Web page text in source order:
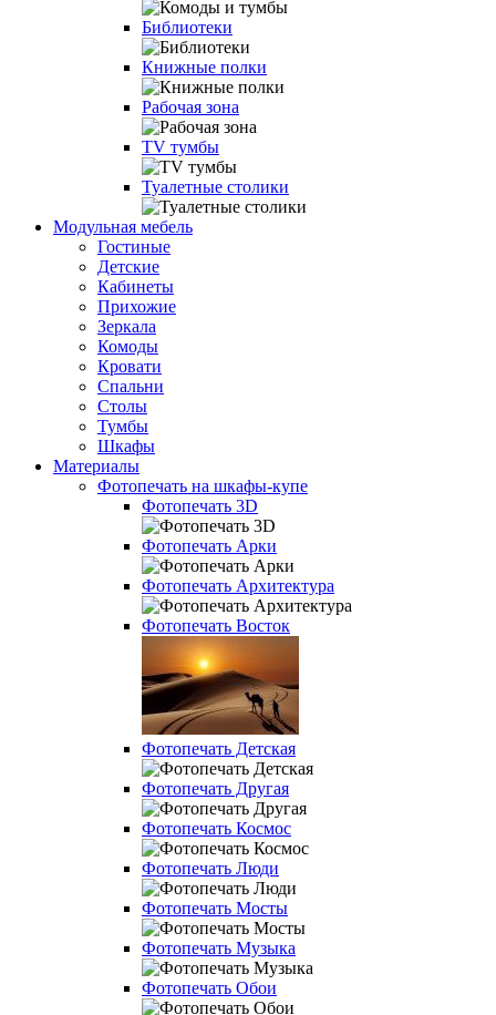
Библиотеки
Книжные полки
Рабочая зона
TV тумбы
Туалетные столики
Модульная мебель
Гостиные
Детские
Кабинеты
Прихожие
Зеркала
Комоды
Кровати
Спальни
Столы
Тумбы
Шкафы
Материалы
Фотопечать на шкафы-купе
Фотопечать 3D
Фотопечать Арки
Фотопечать Архитектура
Фотопечать Восток
Фотопечать Детская
Фотопечать Другая
Фотопечать Космос
Фотопечать Люди
Фотопечать Мосты
Фотопечать Музыка
Фотопечать Обои